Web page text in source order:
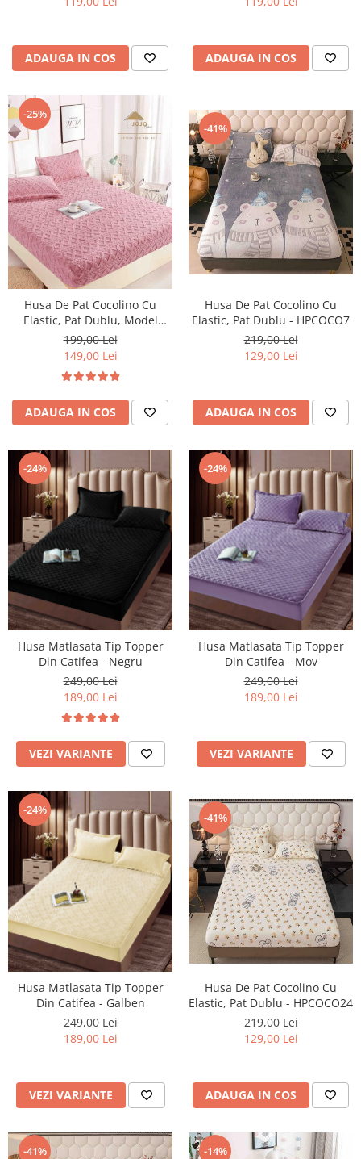
ADAUGA IN COS ADAUGA IN COS
-25%
Husa De Pat Cocolino Cu
Elastic, Pat Dublu, Model
Tricot, Roz
199,00 Lei
149,00 Lei
ADAUGA IN COS
-41%
Husa De Pat Cocolino Cu
Elastic, Pat Dublu - HPCOCO7
219,00 Lei
129,00 Lei
ADAUGA IN COS
-24%
Husa Matlasata Tip Topper
Din Catifea - Negru
249,00 Lei
189,00 Lei
VEZI VARIANTE
-24%
Husa Matlasata Tip Topper
Din Catifea - Mov
249,00 Lei
189,00 Lei
VEZI VARIANTE
-24%
Husa Matlasata Tip Topper
Din Catifea - Galben
249,00 Lei
189,00 Lei
VEZI VARIANTE
-41%
Husa De Pat Cocolino Cu
Elastic, Pat Dublu - HPCOCO24
219,00 Lei
129,00 Lei
ADAUGA IN COS
-41% -14%